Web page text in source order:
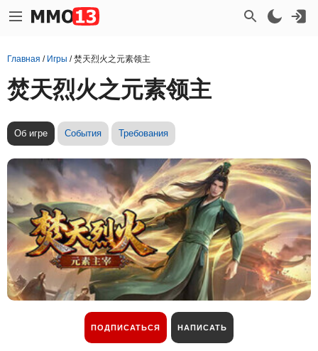
Главная / Игры /焚天烈火之元素领主
焚天烈火之元素领主
Об игре События Требования
ПОДПИСАТЬСЯ НАПИСАТЬ